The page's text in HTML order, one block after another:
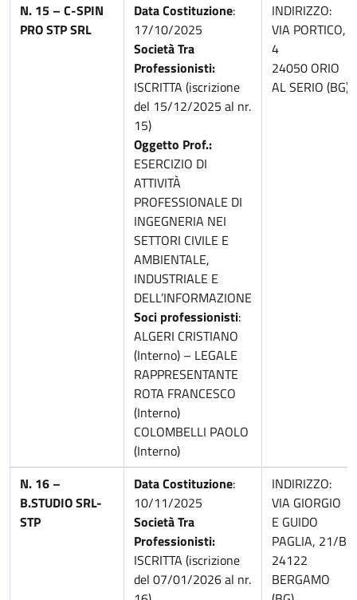
N. 15 – C-SPIN
PRO STP SRL
Data Costituzione:
17/10/2025
Società Tra
Professionisti:
ISCRITTA (iscrizione
del 15/12/2025 al nr.
15)
Oggetto Prof.:
ESERCIZIO DI
ATTIVITÀ
PROFESSIONALE DI
INGEGNERIA NEI
SETTORI CIVILE E
AMBIENTALE,
INDUSTRIALE E
DELL’INFORMAZIONE
Soci professionisti:
ALGERI CRISTIANO
(Interno) – LEGALE
RAPPRESENTANTE
ROTA FRANCESCO
(Interno)
COLOMBELLI PAOLO
(Interno)
INDIRIZZO:
VIA PORTICO,
4
24050 ORIO
AL SERIO (BG)
N. 16 –
B.STUDIO SRL-
STP
Data Costituzione:
10/11/2025
Società Tra
Professionisti:
ISCRITTA (iscrizione
del 07/01/2026 al nr.
INDIRIZZO:
VIA GIORGIO
E GUIDO
PAGLIA, 21/B
24122
BERGAMO